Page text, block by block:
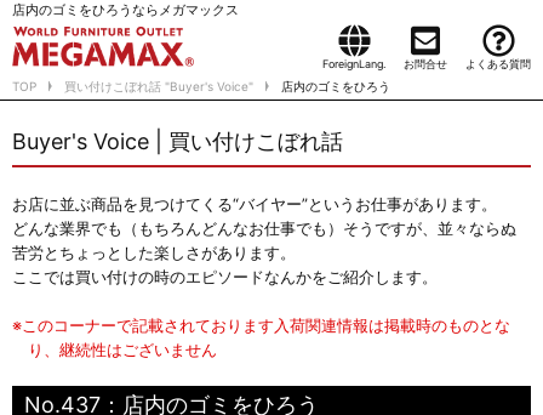
店内のゴミをひろうならメガマックス
ForeignLang. お問合せ よくある質問
TOP 買い付けこぼれ話 "Buyer's Voice" 店内のゴミをひろう
Buyer's Voice | 買い付けこぼれ話
お店に並ぶ商品を見つけてくる“バイヤー”というお仕事があります。
どんな業界でも（もちろんどんなお仕事でも）そうですが、並々ならぬ
苦労とちょっとした楽しさがあります。
ここでは買い付けの時のエピソードなんかをご紹介します。
※このコーナーで記載されております入荷関連情報は掲載時のものとな
り、継続性はございません
No.437：店内のゴミをひろう